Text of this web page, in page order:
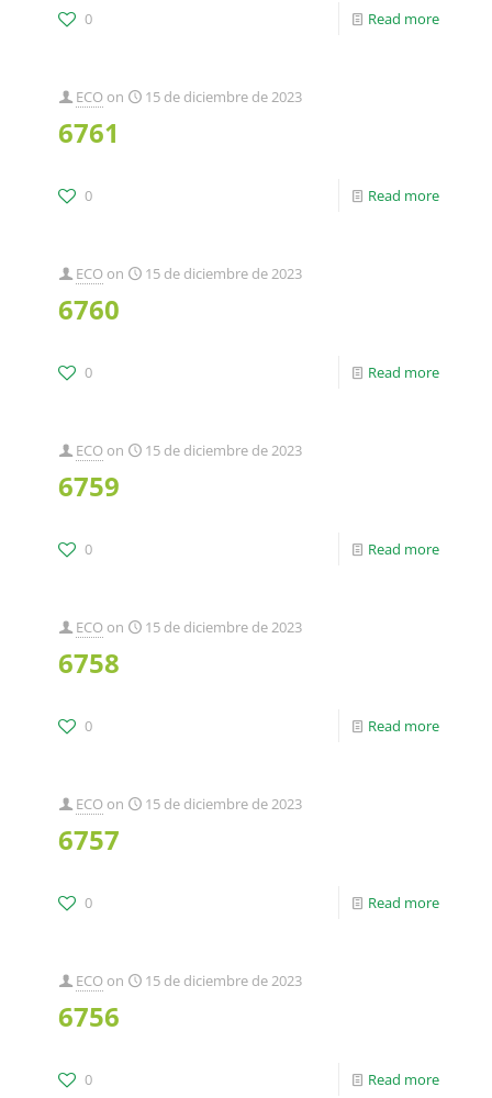
0 Read more
ECO on 15 de diciembre de 2023
6761
0 Read more
ECO on 15 de diciembre de 2023
6760
0 Read more
ECO on 15 de diciembre de 2023
6759
0 Read more
ECO on 15 de diciembre de 2023
6758
0 Read more
ECO on 15 de diciembre de 2023
6757
0 Read more
ECO on 15 de diciembre de 2023
6756
0 Read more